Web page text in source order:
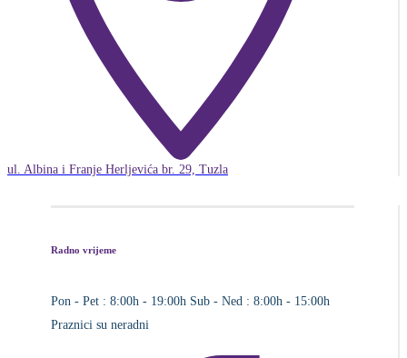
ul. Albina i Franje Herljevića br. 29, Tuzla
Radno vrijeme
Pon - Pet : 8:00h - 19:00h Sub - Ned : 8:00h - 15:00h
Praznici su neradni